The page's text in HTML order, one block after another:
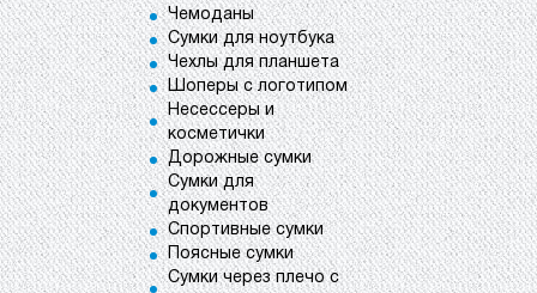
Чемоданы
Сумки для ноутбука
Чехлы для планшета
Шоперы с логотипом
Несессеры и
косметички
Дорожные сумки
Сумки для
документов
Спортивные сумки
Поясные сумки
Сумки через плечо с